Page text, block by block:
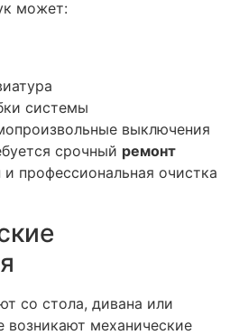
может:
системы
выключения
срочный ремонт
и профессиональная очистка
со стола, дивана или
возникают механические